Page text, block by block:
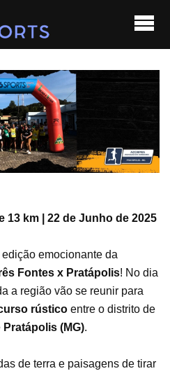
km | 22 de Junho de 2025
emocionante da
Fontes x Pratápolis! No dia
a região vão se reunir para
rústico entre o distrito de
Pratápolis (MG).
de terra e paisagens de tirar